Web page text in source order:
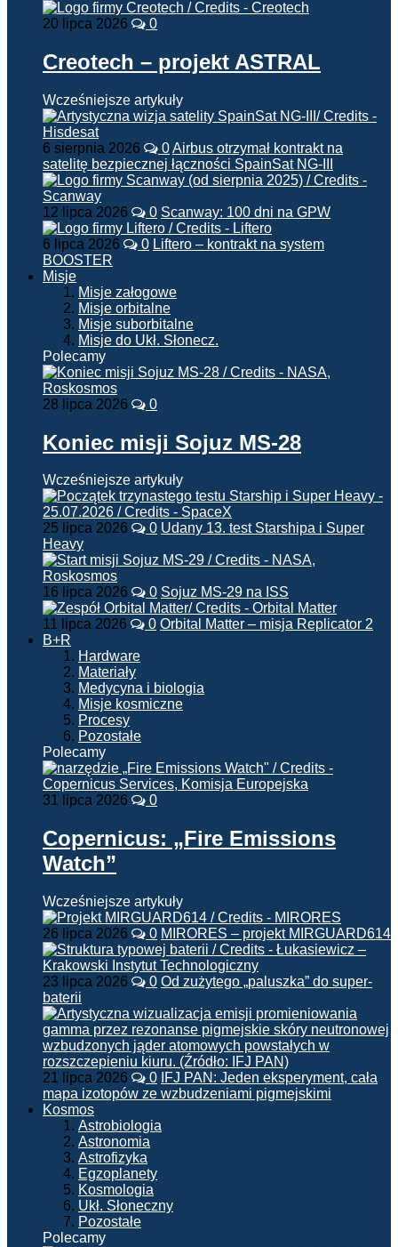
20 lipca 2026 0
Creotech – projekt ASTRAL
Wcześniejsze artykuły
6 sierpnia 2026 0Airbus otrzymał kontrakt na
satelitę bezpiecznej łączności SpainSat NG-III
12 lipca 2026 0 Scanway: 100 dni na GPW
6 lipca 2026 0 Liftero – kontrakt na system
BOOSTER
Misje
Misje załogowe
Misje orbitalne
Misje suborbitalne
Misje do Ukł. Słonecz.
Polecamy
28 lipca 2026 0
Koniec misji Sojuz MS-28
Wcześniejsze artykuły
25 lipca 2026 0 Udany 13. test Starshipa i Super
Heavy
16 lipca 2026 0 Sojuz MS-29 na ISS
11 lipca 2026 0 Orbital Matter – misja Replicator 2
B+R
Hardware
Materiały
Medycyna i biologia
Misje kosmiczne
Procesy
Pozostałe
Polecamy
31 lipca 2026 0
Copernicus: „Fire Emissions
Watch”
Wcześniejsze artykuły
26 lipca 2026 0 MIRORES – projekt MIRGUARD614
23 lipca 2026 0 Od zużytego „paluszka” do super-
baterii
21 lipca 2026 0 IFJ PAN: Jeden eksperyment, cała
mapa izotopów ze wzbudzeniami pigmejskimi
Kosmos
Astrobiologia
Astronomia
Astrofizyka
Egzoplanety
Kosmologia
Ukł. Słoneczny
Pozostałe
Polecamy